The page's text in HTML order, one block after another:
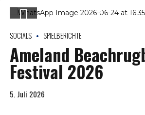
SOCIALS SPIELBERICHTE
Ameland
Festival 2026
5. Juli 2026